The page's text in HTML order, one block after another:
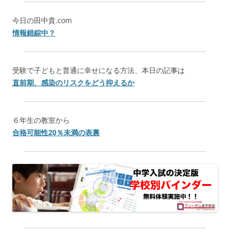
今日の田中貴.com
情報錯綜中？
受験で子どもと普通に幸せになる方法、本日の記事は
直前期、感染のリスクをどう抑えるか
６年生の教室から
合格可能性20％未満の表裏